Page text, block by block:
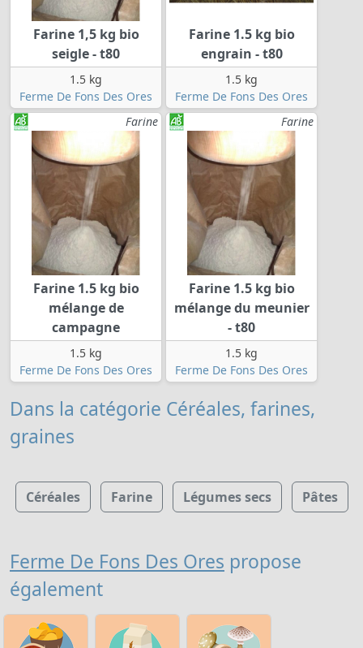
Farine 1,5 kg bio
seigle - t80
1.5 kg
Ferme De Fons Des Ores
Farine 1.5 kg bio
engrain - t80
1.5 kg
Ferme De Fons Des Ores
Farine
Farine 1.5 kg bio
mélange de
campagne
1.5 kg
Ferme De Fons Des Ores
Farine
Farine 1.5 kg bio
mélange du meunier
- t80
1.5 kg
Ferme De Fons Des Ores
Dans la catégorie Céréales, farines,
graines
Céréales Farine Légumes secs Pâtes
Ferme De Fons Des Ores propose
également